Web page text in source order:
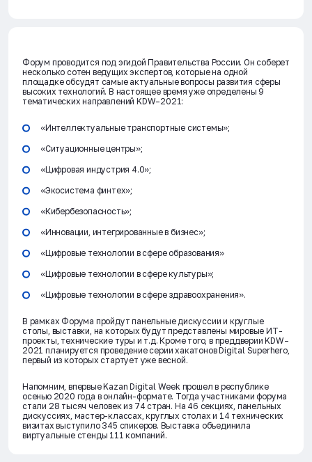
Форум проводится под эгидой Правительства России. Он соберет
несколько сотен ведущих экспертов, которые на одной
площадке обсудят самые актуальные вопросы развития сферы
высоких технологий. В настоящее время уже определены 9
тематических направлений KDW–2021:
«Интеллектуальные транспортные системы»;
«Ситуационные центры»;
«Цифровая индустрия 4.0»;
«Экосистема финтех»;
«Кибербезопасность»;
«Инновации, интегрированные в бизнес»;
«Цифровые технологии в сфере образования»
«Цифровые технологии в сфере культуры»;
«Цифровые технологии в сфере здравоохранения».
В рамках Форума пройдут панельные дискуссии и круглые
столы, выставки, на которых будут представлены мировые ИТ-
проекты, технические туры и т.д. Кроме того, в преддверии KDW–
2021 планируется проведение серии хакатонов Digital Superhero,
первый из которых стартует уже весной.
Напомним, впервые Kazan Digital Week прошел в республике
осенью 2020 года в онлайн-формате. Тогда участниками форума
стали 28 тысяч человек из 74 стран. На 46 секциях, панельных
дискуссиях, мастер-классах, круглых столах и 14 технических
визитах выступило 345 спикеров. Выставка объединила
виртуальные стенды 111 компаний.